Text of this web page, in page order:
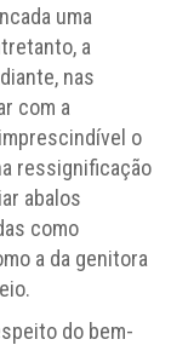
uma
a
nas
com a
o
ressignificação
abalos
como
a da genitora
do bem-